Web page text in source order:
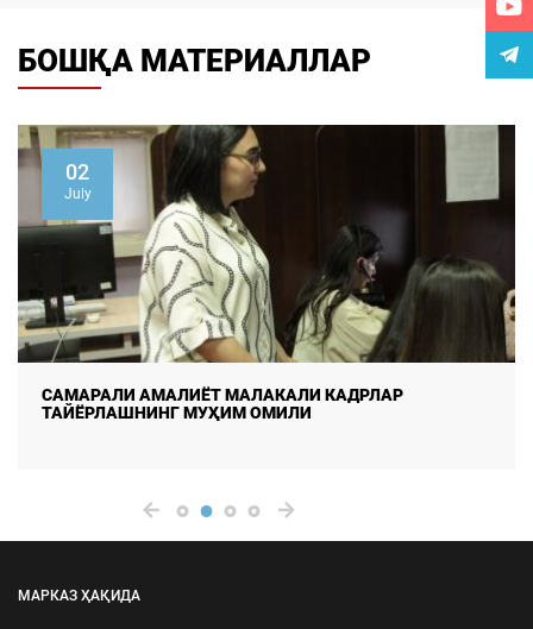
БОШҚА МАТЕРИАЛЛАР
02
July
САМАРАЛИ АМАЛИЁТ МАЛАКАЛИ КАДРЛАР
ТАЙЁРЛАШНИНГ МУҲИМ ОМИЛИ
МАРКАЗ ҲАҚИДА